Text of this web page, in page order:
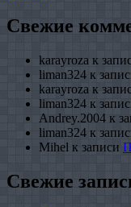
Свежие
karayroza к
liman324 к
karayroza к
liman324 к
Andrey.2004 к
liman324 к
Mihel к записи
Свежие